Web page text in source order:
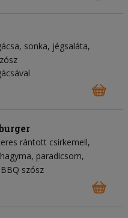
sonka jégsaláta
rántott csirkemell
paradicsom
BBQ szósz